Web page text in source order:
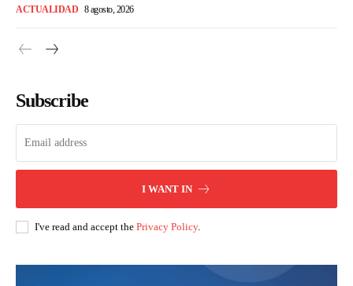
ACTUALIDAD 8 agosto, 2026
Subscribe
I WANT IN
I've read and accept the Privacy Policy.